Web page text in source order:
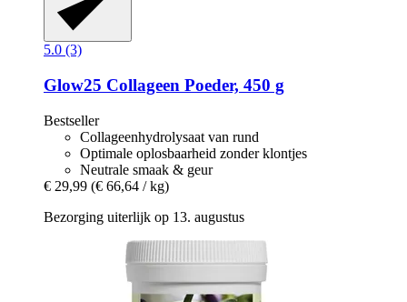
5.0 (3)
Glow25 Collageen Poeder, 450 g
Bestseller
Collageenhydrolysaat van rund
Optimale oplosbaarheid zonder klontjes
Neutrale smaak & geur
€ 29,99 (€ 66,64 / kg)
Bezorging uiterlijk op 13. augustus